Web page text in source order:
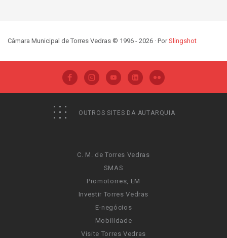
Câmara Municipal de Torres Vedras © 1996 - 2026 · PorSlingshot
OUTROS SITES DA AUTARQUIA
C. M. de Torres Vedras
SMAS
Promotorres, EM
Investir Torres Vedras
E-negócios
Mobilidade
Visite Torres Vedras